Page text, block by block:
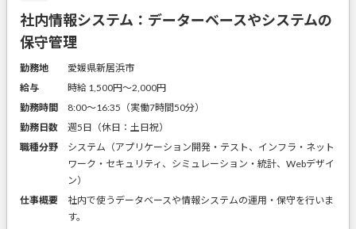
社内情報システム：データーベースやシステムの
保守管理
勤務地
愛媛県新居浜市
給与
時給 1,500円〜2,000円
勤務時間
8:00～16:35（実働7時間50分）
勤務日数
週5日（休日：土日祝）
職種分野
システム（アプリケーション開発・テスト、インフラ・ネット
ワーク・セキュリティ、シミュレーション・統計、Webデザイ
ン）
仕事概要
社内で使うデータベースや情報システムの運用・保守を行いま
す。